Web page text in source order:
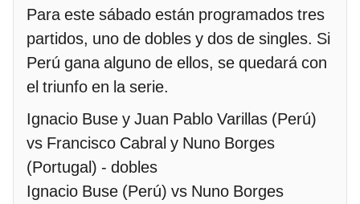
Para este sábado están programados tres
partidos, uno de dobles y dos de singles. Si
Perú gana alguno de ellos, se quedará con
el triunfo en la serie.
Ignacio Buse y Juan Pablo Varillas (Perú)
vs Francisco Cabral y Nuno Borges
(Portugal) - dobles
Ignacio Buse (Perú) vs Nuno Borges